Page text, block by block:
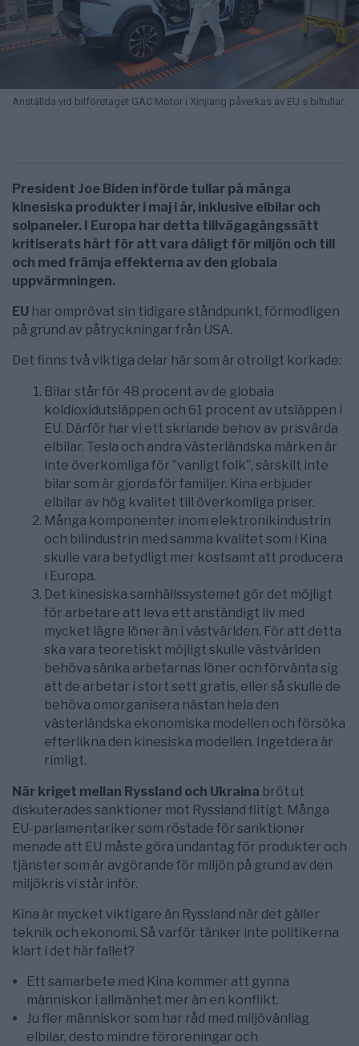
Anställda vid bilföretaget GAC Motor i Xinjiang påverkas av EU:s biltullar.
President Joe Biden införde tullar på många
kinesiska produkter i maj i år, inklusive elbilar och
solpaneler.
I Europa har detta tillvägagångssätt
kritiserats hårt för att vara dåligt för miljön och till
och med främja effekterna av den globala
uppvärmningen.
EU har omprövat sin tidigare ståndpunkt, förmodligen
på grund av påtryckningar från USA.
Det finns två viktiga delar här som är otroligt korkade:
Bilar står för 48 procent av de globala
koldioxidutsläppen och 61 procent av utsläppen i
EU. Därför har vi ett skriande behov av prisvärda
elbilar. Tesla och andra västerländska märken är
inte överkomliga för ”vanligt folk”, särskilt inte
bilar som är gjorda för familjer. Kina erbjuder
elbilar av hög kvalitet till överkomliga priser.
Många komponenter inom elektronikindustrin
och bilindustrin med samma kvalitet som i Kina
skulle vara betydligt mer kostsamt att producera
i Europa.
Det kinesiska samhällssystemet gör det möjligt
för arbetare att leva ett anständigt liv med
mycket lägre löner än i västvärlden. För att detta
ska vara teoretiskt möjligt skulle västvärlden
behöva sänka arbetarnas löner och förvänta sig
att de arbetar i stort sett gratis, eller så skulle de
behöva omorganisera nästan hela den
västerländska ekonomiska modellen och försöka
efterlikna den kinesiska modellen. Ingetdera är
rimligt.
När kriget mellan Ryssland och Ukraina bröt ut
diskuterades sanktioner mot Ryssland flitigt. Många
EU-parlamentariker som röstade för sanktioner
menade att EU måste göra undantag för produkter och
tjänster som är avgörande för miljön på grund av den
miljökris vi står inför.
Kina är mycket viktigare än Ryssland när det gäller
teknik och ekonomi. Så varför tänker inte politikerna
klart i det här fallet?
Ett samarbete med Kina kommer att gynna
människor i allmänhet mer än en konflikt.
Ju fler människor som har råd med miljövänliag
elbilar, desto mindre föroreningar och